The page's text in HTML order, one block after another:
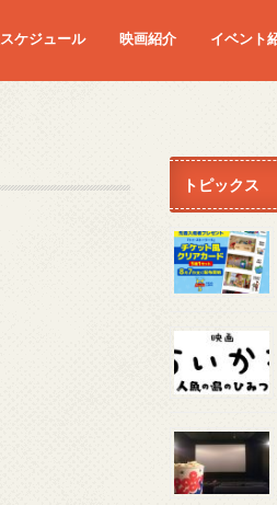
ケジュール 映画紹介 イベント
トピックス